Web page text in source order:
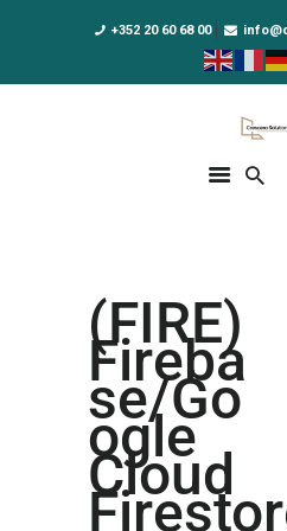
+352 20 60 68 00
Crescera
Solutions for
DPO AS A SERVICE
NOUS CONNAÎTRE
ACTUALITÉS
(FIRE)
Fireba
se/Go
ogle
Cloud